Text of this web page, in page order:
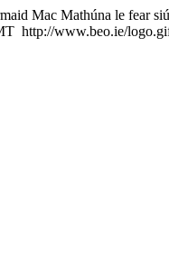
Mac Mathúna le fear
http://www.beo.ie/